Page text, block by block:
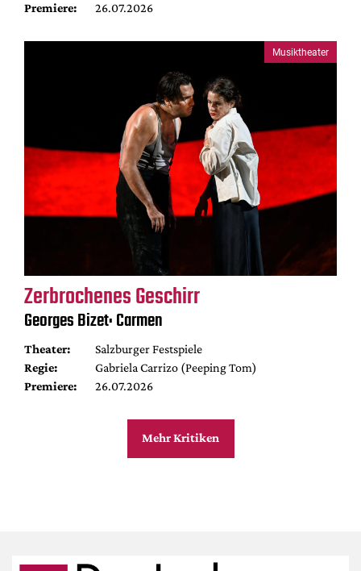
Premiere:
26.07.2026
Musiktheater
Zerbrochenes Geschirr
Georges Bizet: Carmen
Theater:
Salzburger Festspiele
Regie:
Gabriela Carrizo (Peeping Tom)
Premiere:
26.07.2026
Mehr Kritiken